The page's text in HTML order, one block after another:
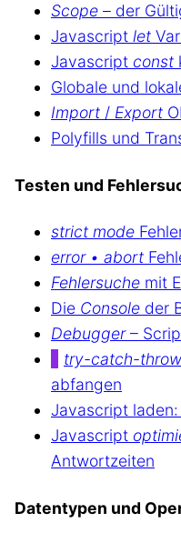
Scope – der
Javascript let
Javascript const
Globale und
Import / Export
Polyfills und
Testen und
strict mode
error • abort
Fehlersuche mit
Die Console der
Debugger–
try-catch-
abfangen
Javascript
Javascript
Antwortzeiten
Datentypen und